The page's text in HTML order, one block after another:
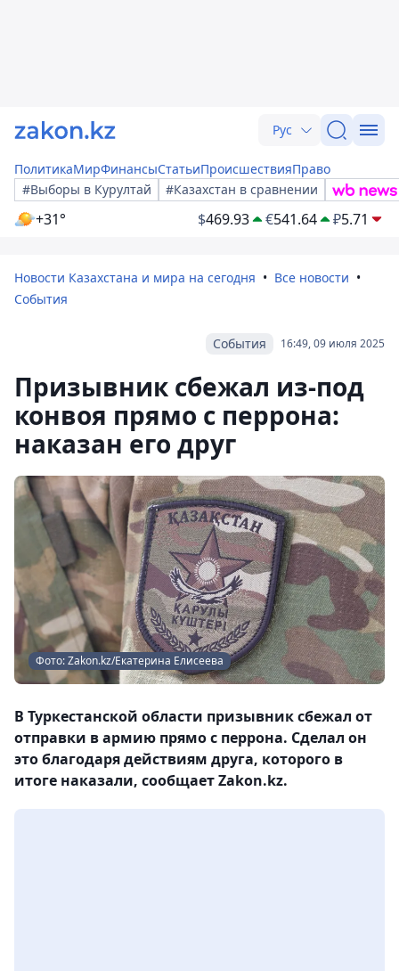
Рус
ПолитикаМирФинансыСтатьиПроисшествияПраво
#Выборы в Курултай
#Казахстан в сравнении
+31° $469.93 €541.64 ₽5.71
Новости Казахстана и мира на сегодня
Все новости
События
16:49, 09 июля 2025
События
Призывник сбежал из-под
конвоя прямо с перрона:
наказан его друг
Фото: Zakon.kz/Екатерина Елисеева
В Туркестанской области призывник сбежал от
отправки в армию прямо с перрона. Сделал он
это благодаря действиям друга, которого в
итоге наказали, сообщает Zakon.kz.